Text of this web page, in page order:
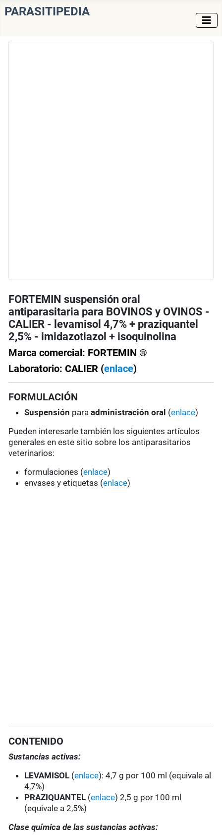
PARASITIPEDIA
FORTEMIN suspensión oral
antiparasitaria para BOVINOS y OVINOS -
CALIER - levamisol 4,7% + praziquantel
2,5% - imidazotiazol + isoquinolina
Marca comercial: FORTEMIN ®
Laboratorio: CALIER (enlace)
FORMULACIÓN
Suspensión paraadministración oral (enlace)
Pueden interesarle también los siguientes artículos
generales en este sitio sobre los antiparasitarios
veterinarios:
formulaciones (enlace)
envases y etiquetas (enlace)
CONTENIDO
Sustancias activas:
LEVAMISOL (enlace): 4,7 g por 100 ml (equivale al
4,7%)
PRAZIQUANTEL (enlace) 2,5 g por 100 ml
(equivale a 2,5%)
Clase química de las sustancias activas: